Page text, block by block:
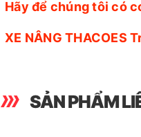
Hãy để chúng tôi có
XE NÂNG THACOES
SẢN PHẨM